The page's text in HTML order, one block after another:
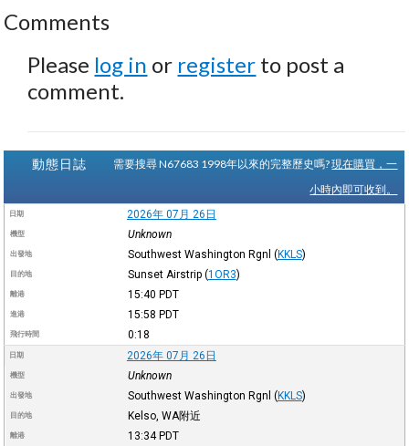
Comments
Please log in or register to post a
comment.
動態日誌 需要搜尋 N67683 1998年以來的完整歷史嗎?現在購買，一
小時內即可收到。
日期 2026年 07月 26日
機型 Unknown
出發地 Southwest Washington Rgnl (KKLS)
目的地 Sunset Airstrip (1OR3)
離港 15:40 PDT
進港 15:58 PDT
飛行時間 0:18
日期 2026年 07月 26日
機型 Unknown
出發地 Southwest Washington Rgnl (KKLS)
目的地 Kelso, WA附近
離港 13:34PDT